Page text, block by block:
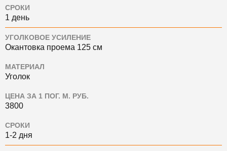
СРОКИ
1 день
УГОЛКОВОЕ УСИЛЕНИЕ
Окантовка проема 125 см
МАТЕРИАЛ
Уголок
ЦЕНА ЗА 1 ПОГ. М. РУБ.
3800
СРОКИ
1-2 дня